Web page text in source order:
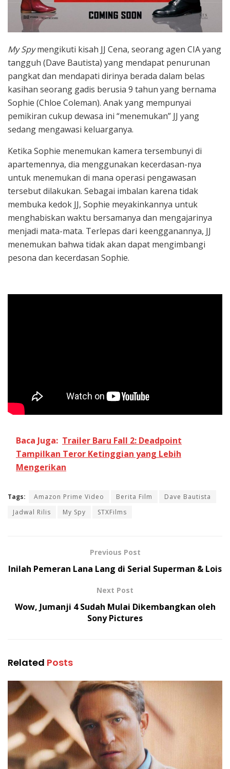
My Spymengikuti kisah JJ Cena, seorang agen CIA yang
tangguh (Dave Bautista) yang mendapat penurunan
pangkat dan mendapati dirinya berada dalam belas
kasihan seorang gadis berusia 9 tahun yang bernama
Sophie (Chloe Coleman). Anak yang mempunyai
pemikiran cukup dewasa ini “menemukan” JJ yang
sedang mengawasi keluarganya.
Ketika Sophie menemukan kamera tersembunyi di
apartemennya, dia menggunakan kecerdasan-nya
untuk menemukan di mana operasi pengawasan
tersebut dilakukan. Sebagai imbalan karena tidak
membuka kedok JJ, Sophie meyakinkannya untuk
menghabiskan waktu bersamanya dan mengajarinya
menjadi mata-mata. Terlepas dari keengganannya, JJ
menemukan bahwa tidak akan dapat mengimbangi
pesona dan kecerdasan Sophie.
Baca Juga: Trailer Baru Fall 2: Deadpoint
Tampilkan Teror Ketinggian yang Lebih
Mengerikan
Tags: Amazon Prime Video Berita Film
Dave Bautista
Jadwal Rilis
My Spy STXFilms
Previous Post
Inilah Pemeran Lana Lang di Serial Superman & Lois
Next Post
Wow, Jumanji 4 Sudah Mulai Dikembangkan oleh
Sony Pictures
Related Posts